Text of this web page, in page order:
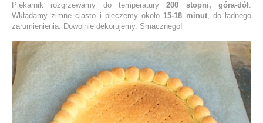
Piekarnik rozgrzewamy do temperatury200 stopni, góra-dół.
Wkładamy zimne ciasto i pieczemy około 15-18 minut, do ładnego
zarumienienia. Dowolnie dekorujemy. Smacznego!